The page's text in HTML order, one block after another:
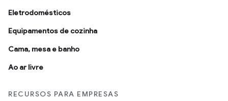
Eletrodomésticos
Equipamentos de cozinha
Cama, mesa e banho
Ao ar livre
RECURSOS PARA EMPRESAS